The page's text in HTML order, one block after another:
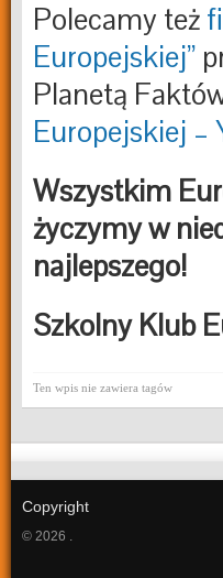
Polecamy też
Europejskiej”
Planetą
Europejskiej –
Wszystkim
życzymy w
najlepszego!
Szkolny Klub
Ten wpis nie zawiera tagów
Copyright
© 2026 .